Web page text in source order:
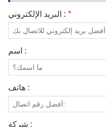
البريد الإلكتروني : *
اسم :
هاتف :
شركة :